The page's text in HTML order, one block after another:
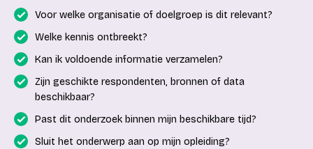
Voor welke organisatie of doelgroep is dit relevant?
Welke kennis ontbreekt?
Kan ik voldoende informatie verzamelen?
Zijn geschikte respondenten, bronnen of data
beschikbaar?
Past dit onderzoek binnen mijn beschikbare tijd?
Sluit het onderwerp aan op mijn opleiding?